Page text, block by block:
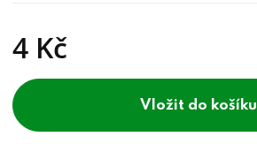
4 Kč
do košíku